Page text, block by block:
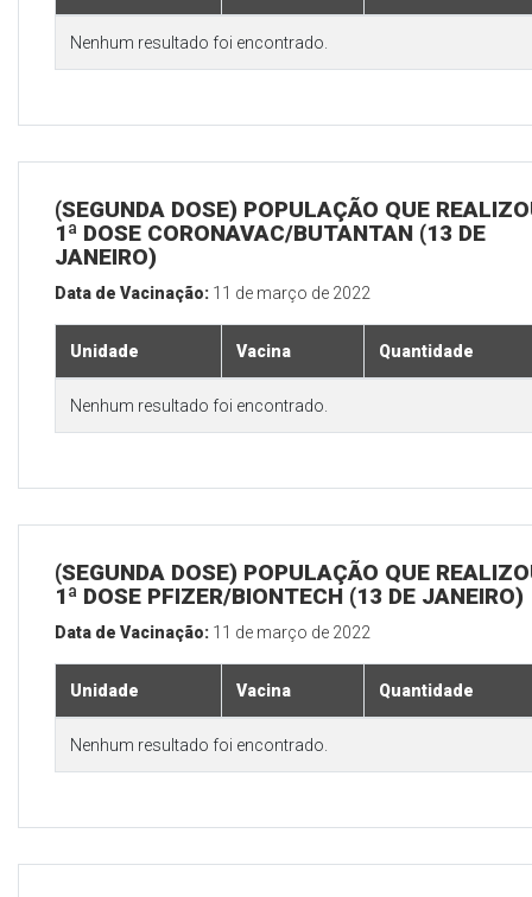
Nenhum resultado foi encontrado.
(SEGUNDA DOSE) POPULAÇÃO QUE
1ª DOSE CORONAVAC/BUTANTAN (13 DE
JANEIRO)
Data de Vacinação: 11 de março de 2022
Unidade Vacina Quantidade
Nenhum resultado foi encontrado.
(SEGUNDA DOSE) POPULAÇÃO QUE
1ª DOSE PFIZER/BIONTECH (13 DE JANEIRO)
Data de Vacinação: 11 de março de 2022
Unidade Vacina Quantidade
Nenhum resultado foi encontrado.